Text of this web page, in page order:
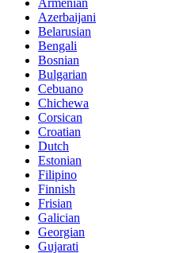
Armenian
Azerbaijani
Belarusian
Bengali
Bosnian
Bulgarian
Cebuano
Chichewa
Corsican
Croatian
Dutch
Estonian
Filipino
Finnish
Frisian
Galician
Georgian
Gujarati